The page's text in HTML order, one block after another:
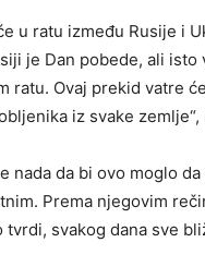
u ratu između Rusije i
je Dan pobede, ali
ratu. Ovaj prekid vatre
iz svake zemlje“,
da bi ovo moglo
Prema njegovim
tvrdi, svakog dana sve